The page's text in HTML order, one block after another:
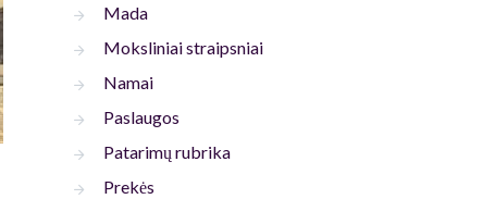
Mada
Moksliniai straipsniai
Namai
Paslaugos
Patarimų rubrika
Prekės